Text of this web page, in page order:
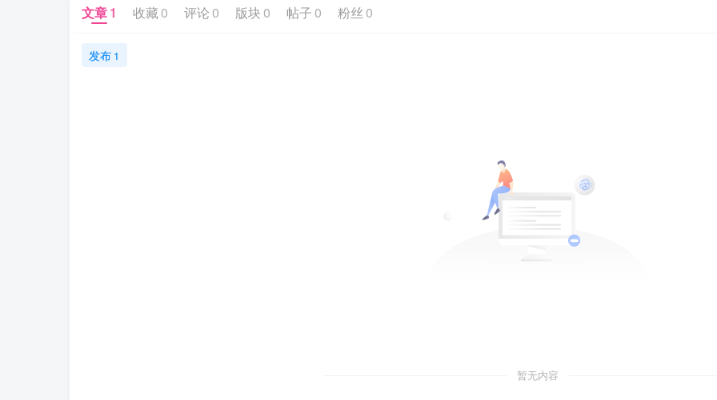
文章1 收藏 0 评论 0 版块 0 帖子 0 粉丝 0
发布 1
暂无内容